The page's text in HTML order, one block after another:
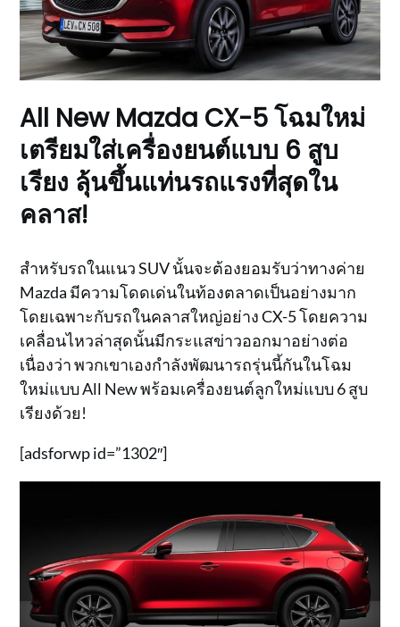
All New Mazda CX-5 โฉมใหม่
เตรียมใส่เครื่องยนต์แบบ 6 สูบ
เรียง ลุ้นขึ้นแท่นรถแรงที่สุดใน
คลาส!
สำหรับรถในแนว SUV นั้นจะต้องยอมรับว่าทางค่าย
Mazda มีความโดดเด่นในท้องตลาดเป็นอย่างมาก
โดยเฉพาะกับรถในคลาสใหญ่อย่าง CX-5 โดยความ
เคลื่อนไหวล่าสุดนั้นมีกระแสข่าวออกมาอย่างต่อ
เนื่องว่า พวกเขาเองกำลังพัฒนารถรุ่นนี้กันในโฉม
ใหม่แบบ All New พร้อมเครื่องยนต์ลูกใหม่แบบ 6 สูบ
เรียงด้วย!
[adsforwp id=”1302″]